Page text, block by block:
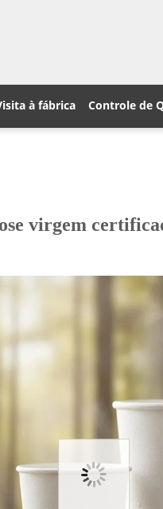
à fábrica Controle de
virgem